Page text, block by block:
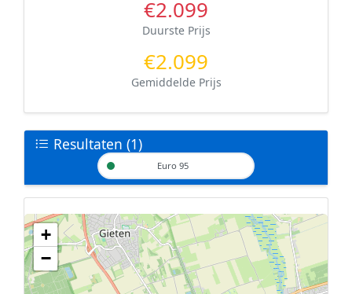
€2.099
Duurste Prijs
€2.099
Gemiddelde Prijs
Resultaten (1)
Euro 95
Geen tankstations met locatiegegevens gevonden.
De kaart kan niet worden weergegeven zonder GPS coördinaten.
+
−